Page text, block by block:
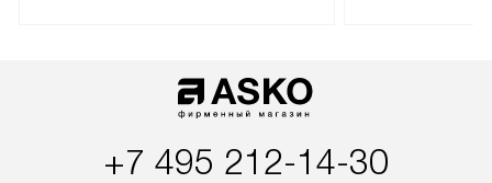
оплачивается дополнительно.
Возможна доставка товаров
+7 495 212-14-30